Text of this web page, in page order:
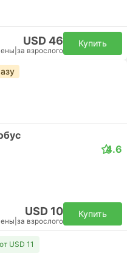
USD 46
за взрослого
Купить
4.6
USD 10
за взрослого
Купить
USD 11